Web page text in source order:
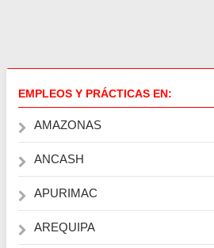
EMPLEOS Y PRÁCTICAS EN:
AMAZONAS
ANCASH
APURIMAC
AREQUIPA